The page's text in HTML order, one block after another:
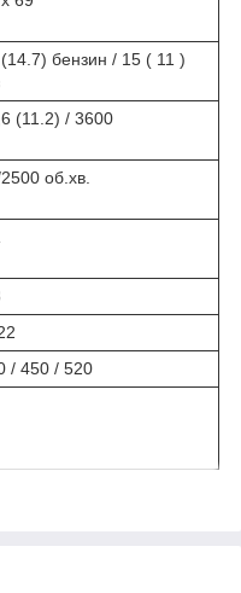
бензин / 15 ( 11 )
(11.2) / 3600
об.хв.
/ 450 / 520